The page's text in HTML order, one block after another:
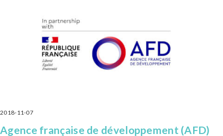
2018-11-07
Agence française de développement (AFD)